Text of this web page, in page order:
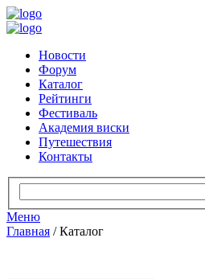
Новости
Форум
Каталог
Рейтинги
Фестиваль
Академия виски
Путешествия
Контакты
Меню
Главная /Каталог